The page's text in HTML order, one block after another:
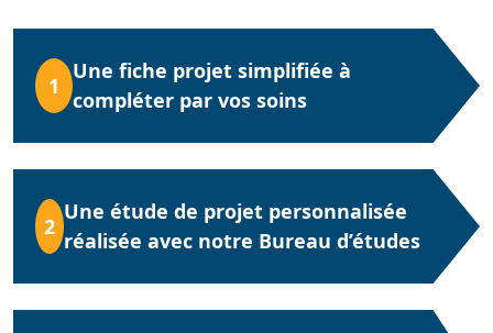
1
Une fiche projet simplifiée à
compléter par vos soins
2
Une étude de projet personnalisée
réalisée avec notre Bureau d’études